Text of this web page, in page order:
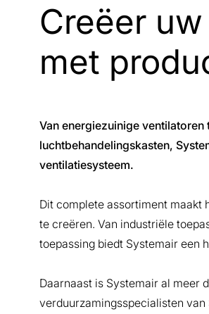
Creëer
met
Van energiezuinige
luchtbehandelingskasten,
ventilatiesysteem.
Dit complete assortiment maakt
te creëren. Van industriële
toepassing biedt Systemair een
Daarnaast is Systemair al meer
verduurzamingsspecialisten